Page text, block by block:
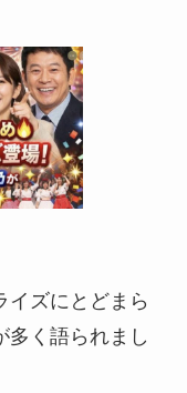
イズにとどまら
多く語られまし